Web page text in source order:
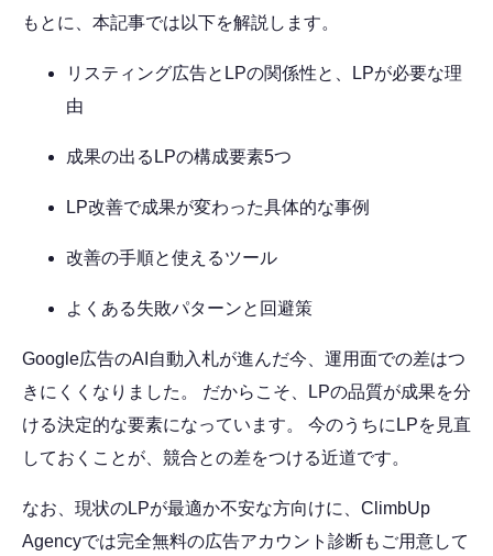
もとに、本記事では以下を解説します。
リスティング広告とLPの関係性と、LPが必要な理
由
成果の出るLPの構成要素5つ
LP改善で成果が変わった具体的な事例
改善の手順と使えるツール
よくある失敗パターンと回避策
Google広告のAI自動入札が進んだ今、運用面での差はつ
きにくくなりました。 だからこそ、LPの品質が成果を分
ける決定的な要素になっています。 今のうちにLPを見直
しておくことが、競合との差をつける近道です。
なお、現状のLPが最適か不安な方向けに、ClimbUp
Agencyでは完全無料の広告アカウント診断もご用意して